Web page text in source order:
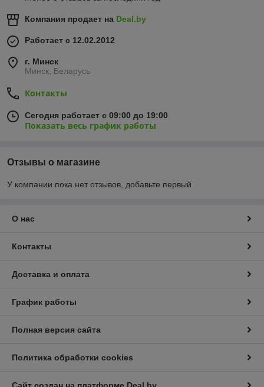
Компания продает на Deal.by
Работает с 12.02.2012
г. Минск
Минск, Беларусь
Контакты
Сегодня работает с 09:00 до 19:00
Показать весь график работы
Отзывы о магазине
У компании пока нет отзывов, добавьте первый
О нас
Контакты
Доставка и оплата
График работы
Полная версия сайта
Политика обработки cookies
Сайт создан на платформе Deal.by